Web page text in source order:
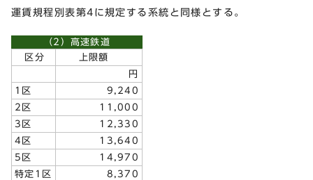
運賃規程別表第4に規定する系統と同様とする。
（2）高速鉄道
区分
上限額
円
1区
9,240
2区
11,000
3区
12,330
4区
13,640
5区
14,970
特定1区
8,370